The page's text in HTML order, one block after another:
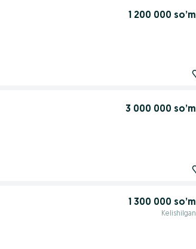
1 200 000 so’m
3 000 000 so’m
1 300 000 so’m
Kelishilgan